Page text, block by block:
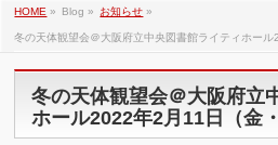
HOME » Blog » お知らせ »
冬の天体観望会＠大阪府立中央図書館ライティホール
冬の天体観望会＠大阪府立
ホール2022年2月11日（金・